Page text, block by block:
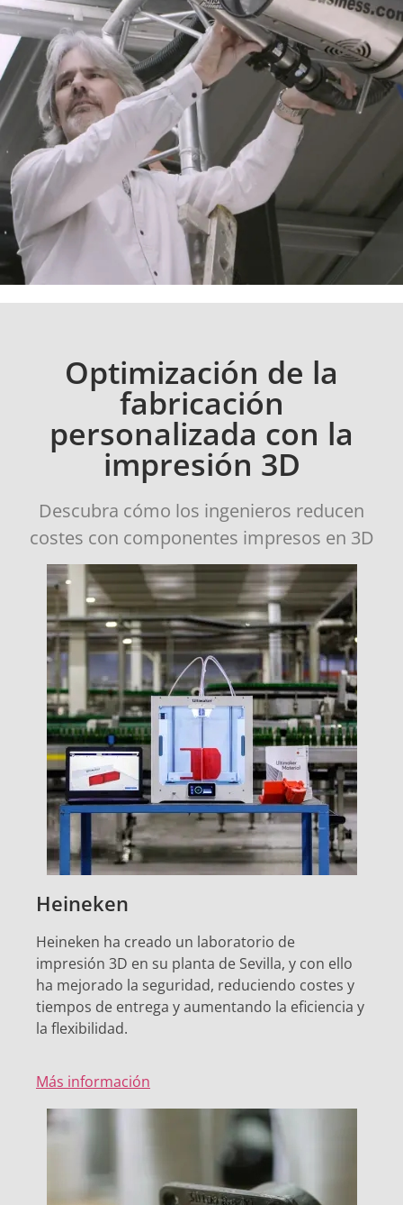
Optimización de la
fabricación
personalizada con la
impresión 3D
Descubra cómo los ingenieros reducen
costes con componentes impresos en 3D
Heineken
Heineken ha creado un laboratorio de
impresión 3D en su planta de Sevilla, y con ello
ha mejorado la seguridad, reduciendo costes y
tiempos de entrega y aumentando la eficiencia y
la flexibilidad.
Más información